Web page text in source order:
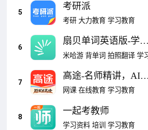
5
考研派
考研 大力教育 学习教育
6
扇贝单词英语版-学英
语快人一步
米哈游 背单词 拍照翻译 学
7
高途-名师精讲，AI伴
学
网课 在线教育 学习教育
8
一起考教师
学习资料 培训 学习教育